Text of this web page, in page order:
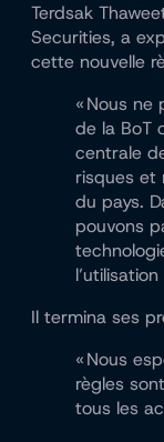
Terdsak
Securities, a
cette nouvelle
« Nous
de la BoT
centrale
risques et
du pays.
pouvons
Il termina ses
« Nous
règles
tous les